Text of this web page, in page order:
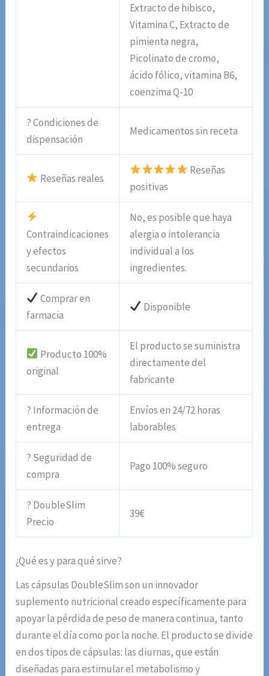
Extracto de hibisco,
Vitamina C, Extracto de
pimienta negra,
Picolinato de cromo,
ácido fólico, vitamina B6,
coenzima Q-10
? Condiciones de
dispensación
Medicamentos sin receta
Reseñas reales
Reseñas
positivas
Contraindicaciones
y efectos
secundarios
No, es posible que haya
alergia o intolerancia
individual a los
ingredientes.
Comprar en
farmacia
Disponible
Producto 100%
original
El producto se suministra
directamente del
fabricante
? Información de
entrega
Envíos en 24/72 horas
laborables
? Seguridad de
compra
Pago 100% seguro
? DoubleSlim
Precio
39€
¿Qué es y para qué sirve?
Las cápsulas DoubleSlim son un innovador
suplemento nutricional creado específicamente para
apoyar la pérdida de peso de manera continua, tanto
durante el día como por la noche. El producto se divide
en dos tipos de cápsulas: las diurnas, que están
diseñadas para estimular el metabolismo y